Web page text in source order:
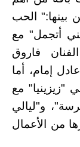
بينها:" الحب
أتجمل" مع
فاروق
إمام، أما
"زيزينيا" مع
و"ليالي
من الأعمال